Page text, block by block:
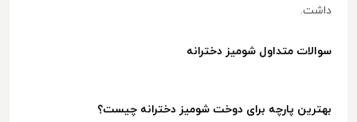
داشت.
سوالات متداول شومیز دخترانه
بهترین پارچه برای دوخت شومیز دخترانه چیست؟